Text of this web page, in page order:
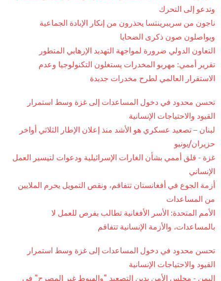
وتدعو إلى التحرك
ناجون من سريبرينتسا يحذرون من إنكار الإبادة الجماعية
ويواصلون صون ذكرى الضحايا
التعاون الدولي ضرورة لمواجهة التهديد الإرهابي المتطور
تقرير أممي: مهربو المخدرات يستغلون التكنولوجيا وعدم
الاستقرار العالمي لطرح مخدرات جديدة
تحسن محدود في دخول المساعدات إلى غزة وسط استمرار
القيود والاحتياجات الإنسانية
لبنان – تصعيد عسكري هو الأشد منذ إعلان الإطار الثلاثي أواخر
حزيران/يونيو
غزة - قلق أممي بشأن الغارات الإسرائيلية ودعوات لتيسير العمل
الإنساني
أزمة الجوع في أفغانستان تتفاقم، ونقص التمويل يحرم الملايين
من المساعدات
الأمم المتحدة: الأسر الأفغانية تطالب بفرص للعمل لا
بالمساعدات، والأزمة الإنسانية تتفاقم
تحسن محدود في دخول المساعدات إلى غزة وسط استمرار
القيود والاحتياجات الإنسانية
اليمن - مجلس الأمن يدين التصعيد "والهبوط غير المصرح" في